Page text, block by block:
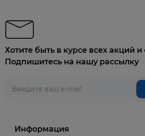
Хотите быть в курсе всех акций и
Подпишитесь на нашу рассылку
Информация